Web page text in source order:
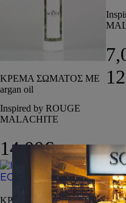
ΚΡΕΜΑ ΣΩΜΑΤΟΣ ΜΕ
argan oil
Inspired by ROUGE
MALACHITE
14,00€
ΚΡΕΜΕΣ ΣΩΜΑΤΟΣ